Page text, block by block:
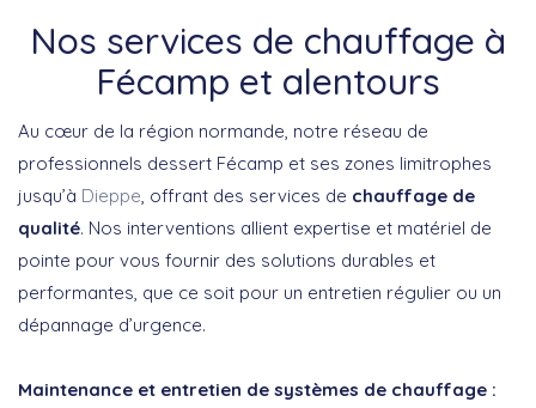
Nos services de chauffage à
Fécamp et alentours
Au cœur de la région normande, notre réseau de
professionnels dessert Fécamp et ses zones limitrophes
jusqu’à Dieppe , offrant des services de chauffage de
qualité. Nos interventions allient expertise et matériel de
pointe pour vous fournir des solutions durables et
performantes, que ce soit pour un entretien régulier ou un
dépannage d’urgence.
Maintenance et entretien de systèmes de chauffage :